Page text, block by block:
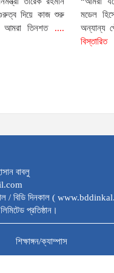
গুরুত্ব দিয়ে কাজ শুরু
আমরা তিনশত....
মডেল
অন্যান্য
বিস্তারিত
বাবলু
/ বিডি দিনকাল (
প্রতিষ্ঠান।
শিক্ষাঙ্গন/ক্যাম্পাস